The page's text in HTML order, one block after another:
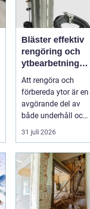
Bläster effektiv
rengöring och
ytbearbetning
för proffs och
hantverkare
Att rengöra och
förbereda ytor är en
avgörande del av
både underhåll och
renovering. Färg,
rost, smu...
31 juli 2026